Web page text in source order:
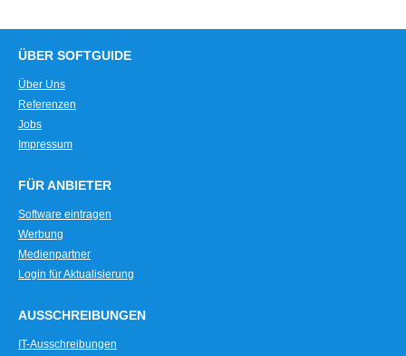
ÜBER SOFTGUIDE
Über Uns
Referenzen
Jobs
Impressum
FÜR ANBIETER
Software eintragen
Werbung
Medienpartner
Login für Aktualisierung
AUSSCHREIBUNGEN
IT-Ausschreibungen